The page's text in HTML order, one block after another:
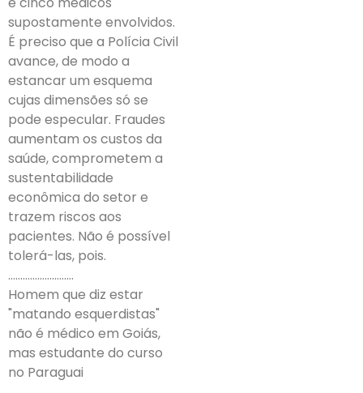
supostamente envolvidos.
É preciso que a Polícia Civil
avance, de modo a
estancar um esquema
cujas dimensões só se
pode especular. Fraudes
aumentam os custos da
saúde, comprometem a
sustentabilidade
econômica do setor e
trazem riscos aos
pacientes. Não é possível
tolerá-las, pois.
………………………
Homem que diz estar
"matando esquerdistas"
não é médico em Goiás,
mas estudante do curso
no Paraguai